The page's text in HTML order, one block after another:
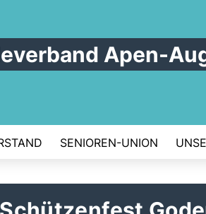
Apen-
SENIOREN-UNION